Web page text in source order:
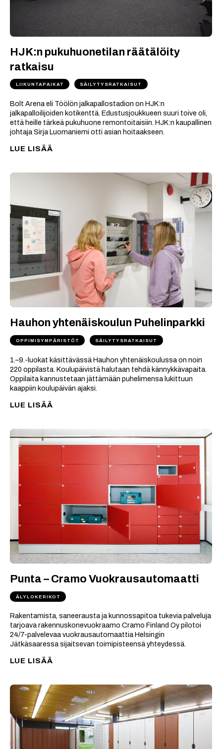
HJK:n pukuhuonetilan räätälöity
ratkaisu
LIIKUNTAPAIKAT SÄILYTYSRATKAISUT
Bolt Arena eli Töölön jalkapallostadion on HJK:n
jalkapalloilijoiden kotikenttä. Edustusjoukkueen suuri toive oli,
että heille tärkeä pukuhuone remontoitaisiin. HJK:n kaupallinen
johtaja Sirja Luomaniemi otti asian hoitaakseen.
LUE LISÄÄ
Hauhon yhtenäiskoulun Puhelinparkki
OPPIMISYMPÄRISTÖT SÄILYTYSRATKAISUT
1.–9.-luokat käsittävässä Hauhon yhtenäiskoulussa on noin
220 oppilasta. Koulupäivistä halutaan tehdä kännykkävapaita.
Oppilaita kannustetaan jättämään puhelimensa lukittuun
kaappiin koulupäivän ajaksi.
LUE LISÄÄ
Punta – Cramo Vuokrausautomaatti
ÄLYLOKERIKOT
Rakentamista, saneerausta ja kunnossapitoa tukevia palveluja
tarjoava rakennuskonevuokraamo Cramo Finland Oy pilotoi
24/7-palvelevaa vuokrausautomaattia Helsingin
Jätkäsaaressa sijaitsevan toimipisteensä yhteydessä.
LUE LISÄÄ